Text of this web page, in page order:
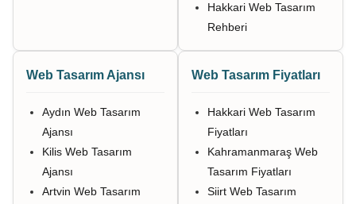
Hakkari Web Tasarım
Rehberi
Web Tasarım Ajansı
Aydın Web Tasarım
Ajansı
Kilis Web Tasarım
Ajansı
Artvin Web Tasarım
Web Tasarım Fiyatları
Hakkari Web Tasarım
Fiyatları
Kahramanmaraş Web
Tasarım Fiyatları
Siirt Web Tasarım